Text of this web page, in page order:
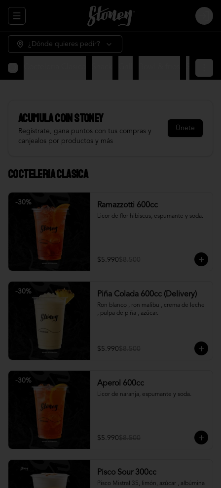
Abrir menu de navegación Login
¿Dónde quieres pedir?
AcumulaCOIN STONEY
Regístrate, gana puntos con tus compras y
canjealos por productos y más
Únete
Cocteleria Clasica
-30% Ramazzotti 600cc
Licor de flor hibiscus, espumante y soda.
$5.990$8.500
-30% Piña Colada 600cc (Delivery)
Ron blanco , ron malibu , crema de leche
, pulpa de piña , azúcar.
$5.990$8.500
-30% Aperol 600cc
Licor de naranja, espumante y soda.
$5.990$8.500
Pisco Sour 300cc
Pisco Mistral 35, limón, azúcar , albúmina